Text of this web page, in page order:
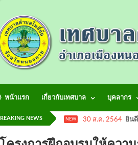
หน้าแรก เกี่ยวกับเทศบาล บุคลากร
NEWS NEW 30 ส.ค. 2564 ยิน